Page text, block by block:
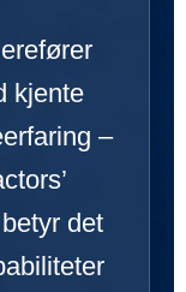
kjente
–
det